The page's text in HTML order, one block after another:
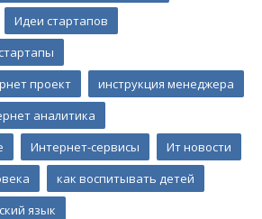
Идеи стартапов
проект
инструкция менеджера
аналитика
Интернет-сервисы
Ит новости
как воспитывать детей
язык